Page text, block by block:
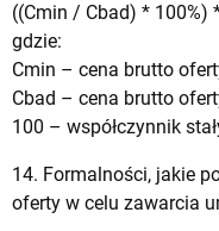
((Cmin / Cbad) * 100%)
gdzie:
Cmin – cena brutto
Cbad – cena brutto
100 – współczynnik
14. Formalności, jakie
oferty w celu zawarcia